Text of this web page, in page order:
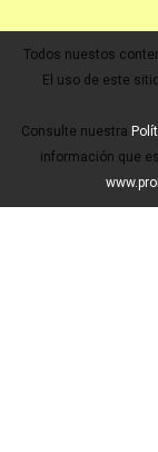
Todos nuestos
El uso de este
Consulte nuestra
información que